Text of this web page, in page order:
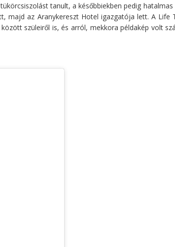
tanult, a későbbiekben pedig
majd az Aranykereszt Hotel igazgatója lett. A Life
szüleiről is, és arról, mekkora példakép volt